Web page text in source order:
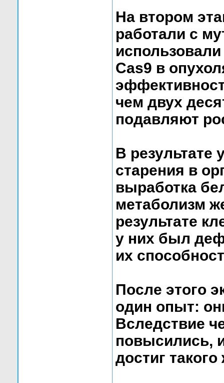
На втором
работали с
Cas9 в
чем двух
подавляют
В результате
старения в
выработка
метаболизм
результате
у них был
их
После этого
один опыт:
Вследствие
повысились,
достиг